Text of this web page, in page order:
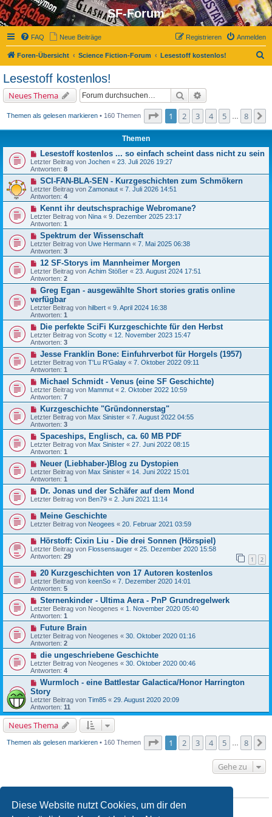
Diese Website nutzt Cookies, um dir den
SF-Forum
FAQ Neue Beiträge Anmelden
Registrieren
Foren-Übersicht Science Fiction-Forum Lesestoff kostenlos!
Lesestoff kostenlos!
Neues Thema Suche
Themen als gelesen markieren• 160 Themen Seite von
1 2 3 4 5 8
Themen
Lesestoff kostenlos ... so einfach scheint dass nicht zu sein
Letzter Beitrag von Jochen « 23. Juli 2026 19:27
Antworten: 8
SCI-FAN-BLA-SEN - Kurzgeschichten zum Schmökern
Letzter Beitrag von Zamonaut « 7. Juli 2026 14:51
Antworten: 4
Kennt ihr deutschsprachige Webromane?
Letzter Beitrag von Nina « 9. Dezember 2025 23:17
Antworten: 1
Spektrum der Wissenschaft
Letzter Beitrag von Uwe Hermann « 7. Mai 2025 06:38
Antworten: 3
12 SF-Storys im Mannheimer Morgen
Letzter Beitrag von Achim Stößer « 23. August 2024 17:51
Antworten: 2
Greg Egan - ausgewählte Short stories gratis online
verfügbar
Letzter Beitrag von hilbert « 9. April 2024 16:38
Antworten: 1
Die perfekte SciFi Kurzgeschichte für den Herbst
Letzter Beitrag von Scotty « 12. November 2023 15:47
Antworten: 3
Jesse Franklin Bone: Einfuhrverbot für Horgels (1957)
Letzter Beitrag von T'Lu R'Galay « 7. Oktober 2022 09:11
Antworten: 1
Michael Schmidt - Venus (eine SF Geschichte)
Letzter Beitrag von Mammut « 2. Oktober 2022 10:59
Antworten: 7
Kurzgeschichte "Gründonnerstag"
Letzter Beitrag von Max Sinister « 7. August 2022 04:55
Antworten: 3
Spaceships, Englisch, ca. 60 MB PDF
Letzter Beitrag von Max Sinister « 27. Juni 2022 08:15
Antworten: 1
Neuer (Liebhaber-)Blog zu Dystopien
Letzter Beitrag von Max Sinister « 14. Juni 2022 15:01
Antworten: 1
Dr. Jonas und der Schäfer auf dem Mond
Letzter Beitrag von Ben79 « 2. Juni 2021 11:14
Meine Geschichte
Letzter Beitrag von Neogees « 20. Februar 2021 03:59
Hörstoff: Cixin Liu - Die drei Sonnen (Hörspiel)
Letzter Beitrag von Flossensauger « 25. Dezember 2020 15:58
Antworten: 29 1 2
20 Kurzgeschichten von 17 Autoren kostenlos
Letzter Beitrag von keenSo « 7. Dezember 2020 14:01
Antworten: 5
Sternenkinder - Ultima Aera - PnP Grundregelwerk
Letzter Beitrag von Neogenes « 1. November 2020 05:40
Antworten: 1
Future Brain
Letzter Beitrag von Neogenes « 30. Oktober 2020 01:16
Antworten: 2
die ungeschriebene Geschichte
Letzter Beitrag von Neogenes « 30. Oktober 2020 00:46
Antworten: 4
Wurmloch - eine Battlestar Galactica/Honor Harrington
Story
Letzter Beitrag von Tim85 « 29. August 2020 20:09
Antworten: 11
Neues Thema
Themen als gelesen markieren• 160 Themen Seite von
1 2 3 4 5 8
Gehe zu
Dudarfstneue Themen in diesem Forum erstellen.